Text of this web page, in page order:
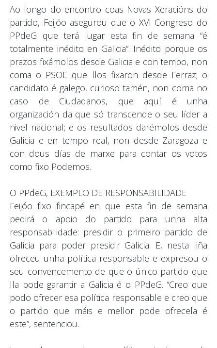
Ao longo do encontro coas Novas Xeracións do
partido, Feijóo asegurou que o XVI Congreso do
PPdeG que terá lugar esta fin de semana “é
totalmente inédito en Galicia”. Inédito porque os
prazos fixámolos desde Galicia e con tempo, non
coma o PSOE que llos fixaron desde Ferraz; o
candidato é galego, curioso tamén, non coma no
caso de Ciudadanos, que aquí é unha
organización da que só transcende o seu líder a
nivel nacional; e os resultados darémolos desde
Galicia e en tempo real, non desde Zaragoza e
con dous días de marxe para contar os votos
como fixo Podemos.
O PPdeG, EXEMPLO DE RESPONSABILIDADE
Feijóo fixo fincapé en que esta fin de semana
pedirá o apoio do partido para unha alta
responsabilidade: presidir o primeiro partido de
Galicia para poder presidir Galicia. E, nesta liña
ofreceu unha política responsable e expresou o
seu convencemento de que o único partido que
lla pode garantir a Galicia é o PPdeG. “Creo que
podo ofrecer esa política responsable e creo que
o partido que máis e mellor pode ofrecela é
este”, sentenciou.